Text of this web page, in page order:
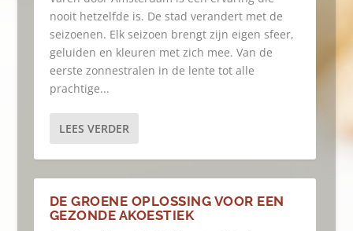
nooit hetzelfde is. De stad verandert met de
seizoenen. Elk seizoen brengt zijn eigen sfeer,
geluiden en kleuren met zich mee. Van de
eerste zonnestralen in de lente tot alle
prachtige...
LEES VERDER
DE GROENE OPLOSSING VOOR EEN
GEZONDE AKOESTIEK